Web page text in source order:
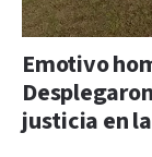
Emotivo
justicia en